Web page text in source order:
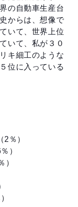
の自動車生産台
からは、想像で
いて、世界上位
いて、私が３０
キ細工のような
位に入っている
％）
）
）